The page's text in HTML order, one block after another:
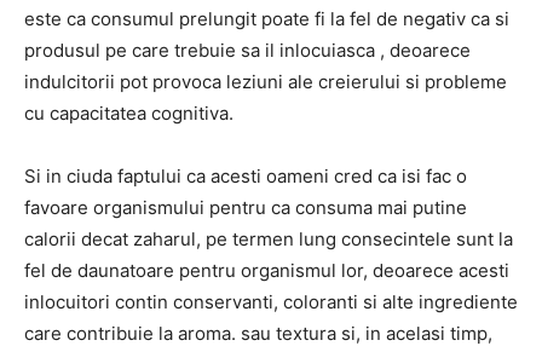
este ca consumul prelungit poate fi la fel de negativ ca si
produsul pe care trebuie sa il inlocuiasca , deoarece
indulcitorii pot provoca leziuni ale creierului si probleme
cu capacitatea cognitiva.
Si in ciuda faptului ca acesti oameni cred ca isi fac o
favoare organismului pentru ca consuma mai putine
calorii decat zaharul, pe termen lung consecintele sunt la
fel de daunatoare pentru organismul lor, deoarece acesti
inlocuitori contin conservanti, coloranti si alte ingrediente
care contribuie la aroma. sau textura si, in acelasi timp,